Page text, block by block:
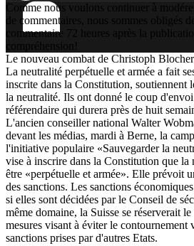
Comme nous voulons continuer à
de commentaires, nous sommes obligés
commentaire 72 heures après la
compréhension!
Le nouveau combat de Christoph
La neutralité perpétuelle et armée a fait
inscrite dans la Constitution, soutiennent
la neutralité. Ils ont donné le coup
référendaire qui durera près de huit
L'ancien conseiller national Walter
devant les médias, mardi à Berne, la
l'initiative populaire «Sauvegarder la
vise à inscrire dans la Constitution que la
être «perpétuelle et armée». Elle prévoit
des sanctions. Les sanctions
si elles sont décidées par le Conseil de
même domaine, la Suisse se réserverait
mesures visant à éviter le contournement
sanctions prises par d'autres Etats.